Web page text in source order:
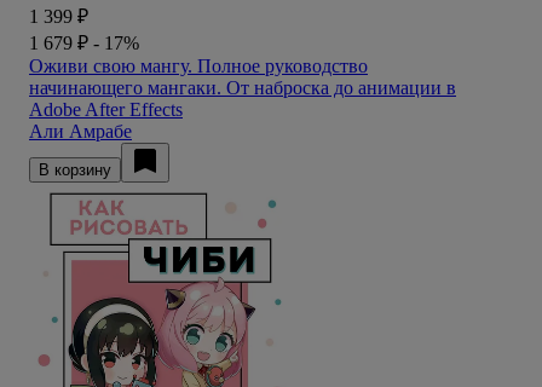
1 399 ₽
1 679 ₽ - 17%
Оживи свою мангу. Полное руководство
начинающего мангаки. От наброска до анимации в
Adobe After Effects
Али Амрабе
В корзину